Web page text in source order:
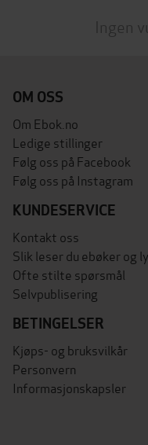
Ingen
OM OSS
Om Ebok.no
Ledige stillinger
Følg oss på Facebook
Følg oss på Instagram
KUNDESERVICE
Kontakt oss
Slik leser du ebøker og
Ofte stilte spørsmål
Selvpublisering
BETINGELSER
Kjøps- og bruksvilkår
Personvern
Informasjonskapsler